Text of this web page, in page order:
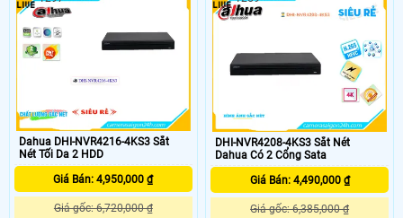
Dahua DHI-NVR4216-4KS3 Sắt
Nét Tối Da 2 HDD
Giá Bán: 4,950,000 ₫
Giá gốc: 6,720,000 ₫
DHI-NVR4208-4KS3 Sắt Nét
Dahua Có 2 Cổng Sata
Giá Bán: 4,490,000 ₫
Giá gốc: 6,385,000 ₫